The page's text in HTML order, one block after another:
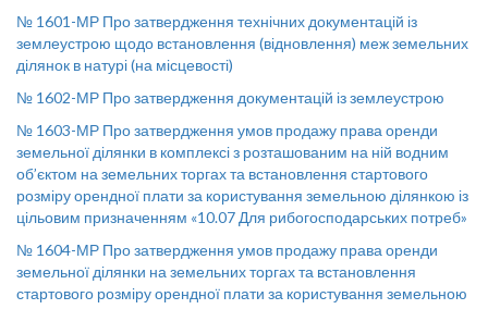
№ 1601-МР Про затвердження технічних документацій із
землеустрою щодо встановлення (відновлення) меж земельних
ділянок в натурі (на місцевості)
№ 1602-МР Про затвердження документацій із землеустрою
№ 1603-МР Про затвердження умов продажу права оренди
земельної ділянки в комплексі з розташованим на ній водним
об’єктом на земельних торгах та встановлення стартового
розміру орендної плати за користування земельною ділянкою із
цільовим призначенням «10.07 Для рибогосподарських потреб»
№ 1604-МР Про затвердження умов продажу права оренди
земельної ділянки на земельних торгах та встановлення
стартового розміру орендної плати за користування земельною